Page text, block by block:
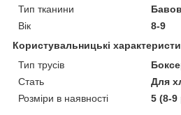
Тип тканини
Вік
8-9
Користувальницькі
Тип трусів
Cтать
Для
Розміри в наявності
5 (8-9